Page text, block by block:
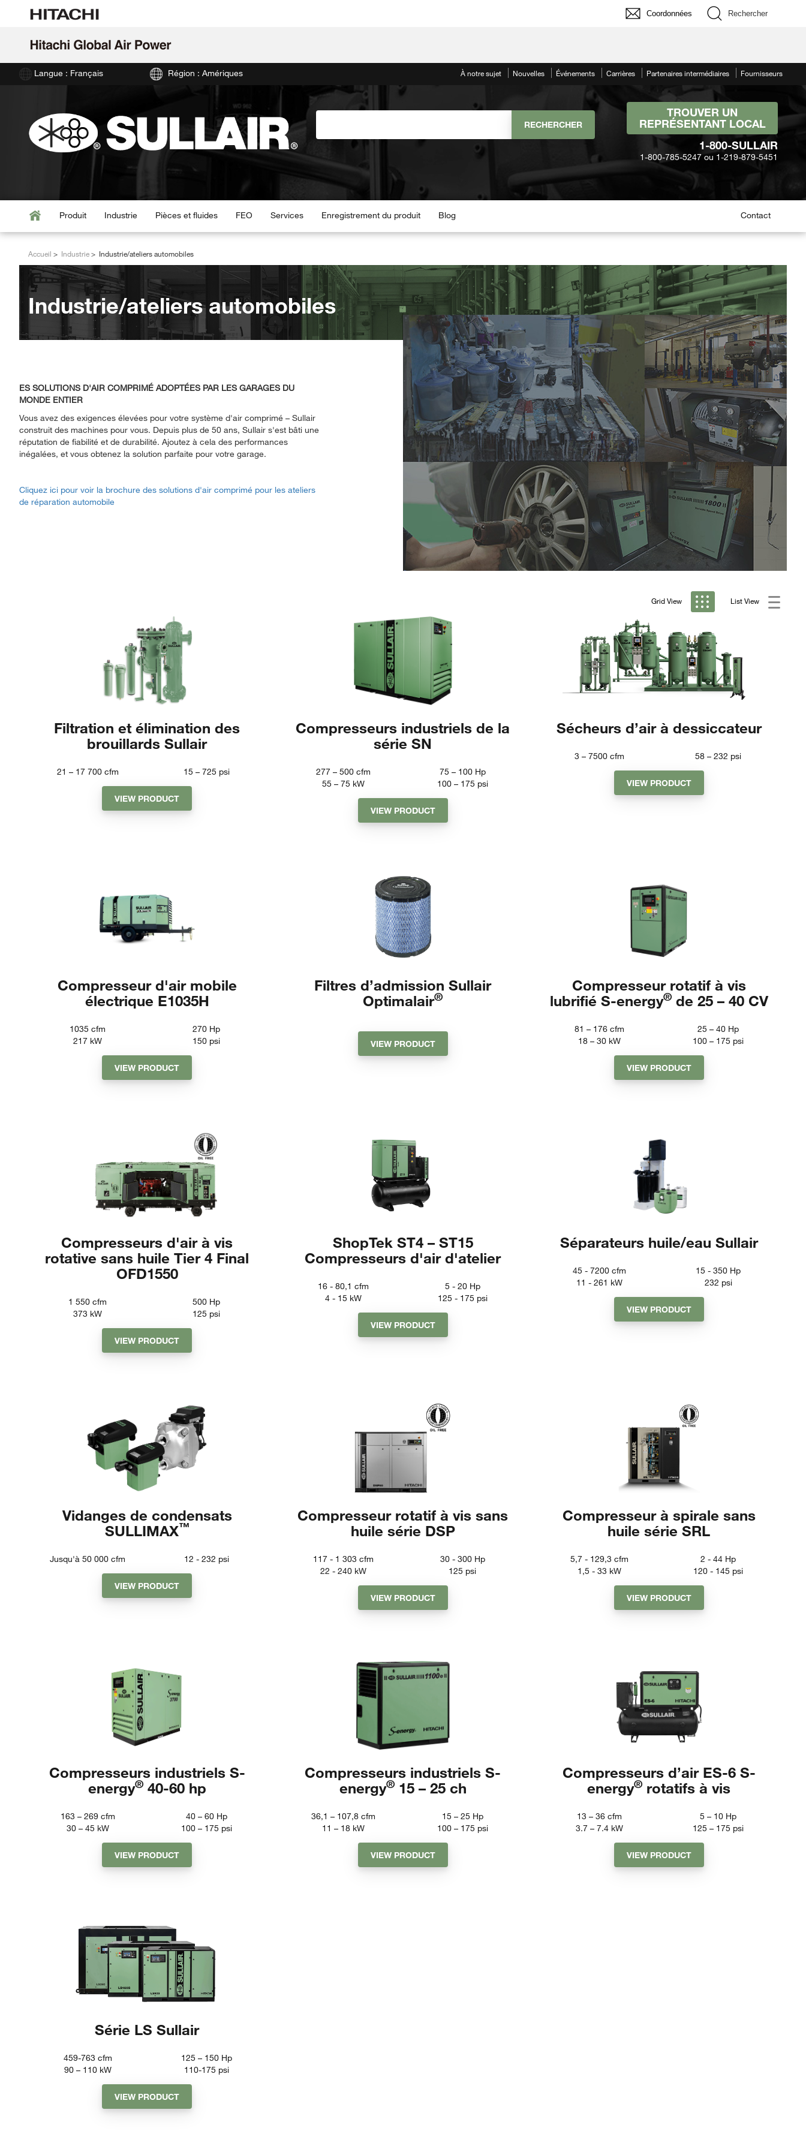
Coordonnées Rechercher
Langue : Français Région : Amériques À notre sujet Nouvelles Événements Carrières Partenaires intermédiaires Fournisseurs
TROUVER UN
REPRÉSENTANT LOCAL
1-800-SULLAIR
1-800-785-5247 ou 1-219-879-5451
Produit Industrie Pièces et fluides FEO Services Enregistrement du produit Blog Contact
Accueil Industrie Industrie/ateliers automobiles
Industrie/ateliers automobiles
ES SOLUTIONS D'AIR COMPRIMÉ ADOPTÉES PAR LES GARAGES DU
MONDE ENTIER
Vous avez des exigences élevées pour votre système d'air comprimé – Sullair
construit des machines pour vous. Depuis plus de 50 ans, Sullair s'est bâti une
réputation de fiabilité et de durabilité. Ajoutez à cela des performances
inégalées, et vous obtenez la solution parfaite pour votre garage.
Cliquez ici pour voir la brochure des solutions d'air comprimé pour les ateliers
de réparation automobile
Grid View List View
Filtration et élimination des
brouillards Sullair
21 – 17 700 cfm 15 – 725 psi
VIEW PRODUCT
Compresseurs industriels de la
série SN
277 – 500cfm 75 – 100 Hp
55 – 75 kW 100 – 175 psi
VIEW PRODUCT
Sécheurs d’air à dessiccateur
3 – 7500 cfm 58 – 232 psi
VIEW PRODUCT
Compresseur d'air mobile
électrique E1035H
1035cfm 270 Hp
217 kW 150 psi
VIEW PRODUCT
Filtres d’admission Sullair
Optimalair®
VIEW PRODUCT
Compresseur rotatif à vis
lubrifié S-energy®de 25 – 40 CV
81 – 176 cfm 25 – 40 Hp
18 – 30 kW 100 – 175 psi
VIEW PRODUCT
Compresseurs d'air à vis
rotative sans huile Tier 4 Final
OFD1550
1 550cfm 500 Hp
373 kW 125 psi
VIEW PRODUCT
ShopTek ST4 – ST15
Compresseurs d'air d'atelier
16 - 80,1cfm 5 - 20 Hp
4 - 15 kW 125 - 175 psi
VIEW PRODUCT
Séparateurs huile/eau Sullair
45 - 7200 cfm 15 - 350 Hp
11 - 261 kW 232 psi
VIEW PRODUCT
Vidanges de condensats
SULLIMAX™
Jusqu'à 50 000cfm 12 - 232 psi
VIEW PRODUCT
Compresseur rotatif à vis sans
huile série DSP
117 - 1 303cfm 30 - 300 Hp
22 - 240 kW 125 psi
VIEW PRODUCT
Compresseur à spirale sans
huile série SRL
5,7 - 129,3 cfm 2 - 44 Hp
1,5 - 33 kW 120 - 145 psi
VIEW PRODUCT
Compresseurs industriels S-
energy®40-60 hp
163 – 269 cfm 40 – 60 Hp
30 – 45 kW 100 – 175 psi
VIEW PRODUCT
Compresseurs industriels S-
energy®15 – 25 ch
36,1 – 107,8cfm 15 – 25 Hp
11 – 18 kW 100 – 175 psi
VIEW PRODUCT
Compresseurs d’air ES-6 S-
energy® rotatifs à vis
13 – 36 cfm 5 – 10 Hp
3.7 – 7.4 kW 125 – 175 psi
VIEW PRODUCT
Série LS Sullair
459-763 cfm 125 – 150 Hp
90 – 110 kW 110-175 psi
VIEW PRODUCT